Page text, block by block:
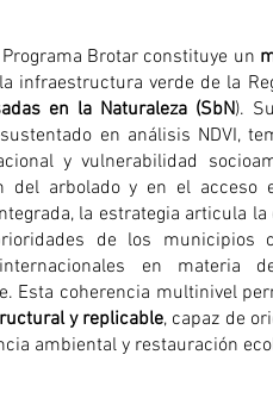
Brotar constituye un
infraestructura verde de la
en la Naturaleza (SbN).
en análisis NDVI,
y vulnerabilidad
arbolado y en el acceso
la estrategia articula
de los municipios
en materia
Esta coherencia multinivel
y replicable, capaz de
ambiental y restauración